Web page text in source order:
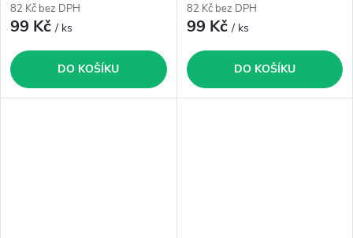
82 Kč bez DPH
99 Kč/ ks
DO KOŠÍKU
82 Kč bez DPH
99 Kč/ ks
DO KOŠÍKU